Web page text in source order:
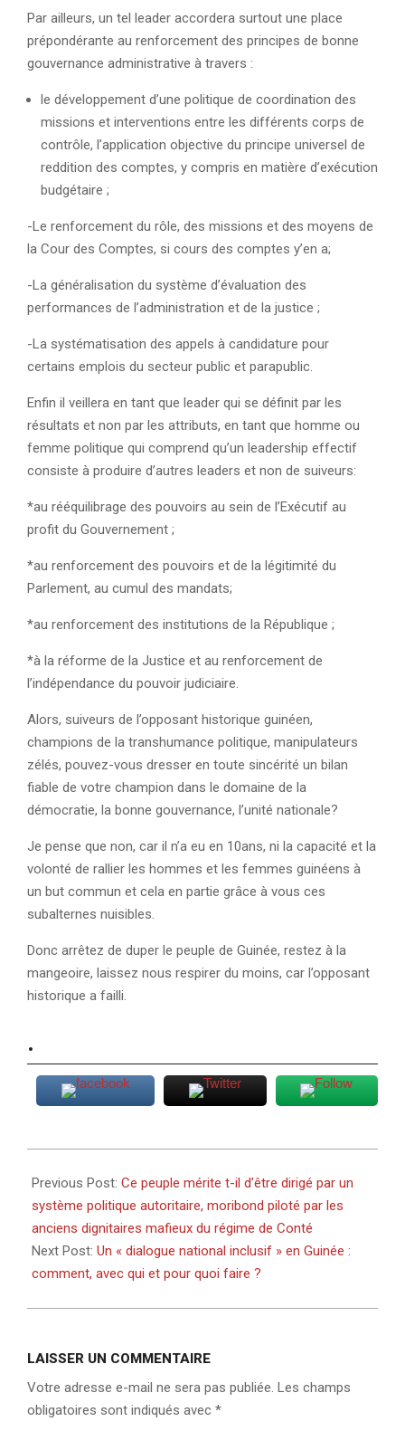
Par ailleurs, un tel leader accordera surtout une place
prépondérante au renforcement des principes de bonne
gouvernance administrative à travers :
le développement d’une politique de coordination des
missions et interventions entre les différents corps de
contrôle, l’application objective du principe universel de
reddition des comptes, y compris en matière d’exécution
budgétaire ;
-Le renforcement du rôle, des missions et des moyens de
la Cour des Comptes, si cours des comptes y’en a;
-La généralisation du système d’évaluation des
performances de l’administration et de la justice ;
-La systématisation des appels à candidature pour
certains emplois du secteur public et parapublic.
Enfin il veillera en tant que leader qui se définit par les
résultats et non par les attributs, en tant que homme ou
femme politique qui comprend qu’un leadership effectif
consiste à produire d’autres leaders et non de suiveurs:
*au rééquilibrage des pouvoirs au sein de l’Exécutif au
profit du Gouvernement ;
*au renforcement des pouvoirs et de la légitimité du
Parlement, au cumul des mandats;
*au renforcement des institutions de la République ;
*à la réforme de la Justice et au renforcement de
l’indépendance du pouvoir judiciaire.
Alors, suiveurs de l’opposant historique guinéen,
champions de la transhumance politique, manipulateurs
zélés, pouvez-vous dresser en toute sincérité un bilan
fiable de votre champion dans le domaine de la
démocratie, la bonne gouvernance, l’unité nationale?
Je pense que non, car il n’a eu en 10ans, ni la capacité et la
volonté de rallier les hommes et les femmes guinéens à
un but commun et cela en partie grâce à vous ces
subalternes nuisibles.
Donc arrêtez de duper le peuple de Guinée, restez à la
mangeoire, laissez nous respirer du moins, car l’opposant
historique a failli.
.
06-
28
Previous Post: Ce peuple mérite t-il d’être dirigé par un
système politique autoritaire, moribond piloté par les
anciens dignitaires mafieux du régime de Conté
Next Post: Un « dialogue national inclusif » en Guinée :
comment, avec qui et pour quoi faire ?
LAISSER UN COMMENTAIRE
Votre adresse e-mail ne sera pas publiée. Les champs
obligatoires sont indiqués avec *